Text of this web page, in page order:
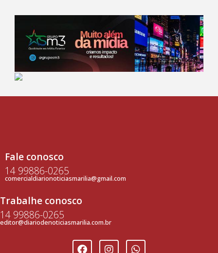
Fale conosco
14 99886-0265
comercialdiarionoticiasmarilia@gmail.com
Trabalhe conosco
14 99886-0265
editor@diariodenoticiasmarilia.com.br